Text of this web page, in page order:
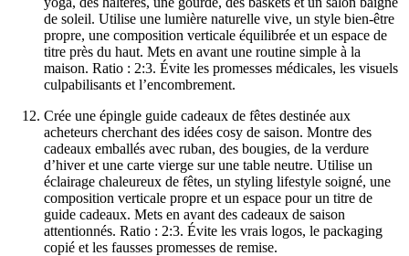
de soleil. Utilise une lumière naturelle vive, un style bien-être
propre, une composition verticale équilibrée et un espace de
titre près du haut. Mets en avant une routine simple à la
maison. Ratio : 2:3. Évite les promesses médicales, les visuels
culpabilisants et l’encombrement.
Crée une épingle guide cadeaux de fêtes destinée aux
acheteurs cherchant des idées cosy de saison. Montre des
cadeaux emballés avec ruban, des bougies, de la verdure
d’hiver et une carte vierge sur une table neutre. Utilise un
éclairage chaleureux de fêtes, un styling lifestyle soigné, une
composition verticale propre et un espace pour un titre de
guide cadeaux. Mets en avant des cadeaux de saison
attentionnés. Ratio : 2:3. Évite les vrais logos, le packaging
copié et les fausses promesses de remise.